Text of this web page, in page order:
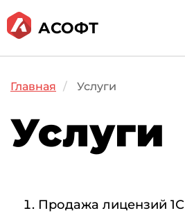
АСОФТ
Главная Услуги
Услуги
Продажа лицензий 1С